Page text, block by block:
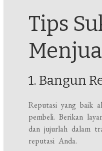
Tips
1. Bangun
Reputasi yang baik
pembeli. Berikan
dan jujurlah dalam
reputasi Anda.